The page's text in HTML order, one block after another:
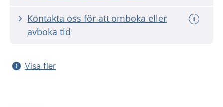
Kontakta oss för att omboka eller
avboka tid
Visa fler